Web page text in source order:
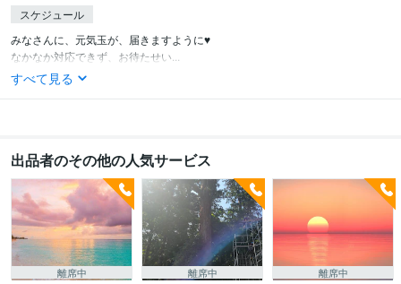
スケジュール
みなさんに、元気玉が、届きますように♥️
なかなか対応できず、お待たせい...
すべて見る
出品者のその他の人気サービス
離席中
離席中
離席中